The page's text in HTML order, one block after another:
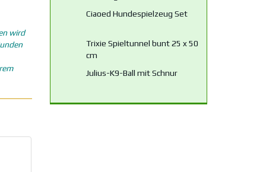
wird
Ciaoed Hundespielzeug Set
Trixie Spieltunnel bunt 25 x 50
cm
Julius-K9-Ball mit Schnur